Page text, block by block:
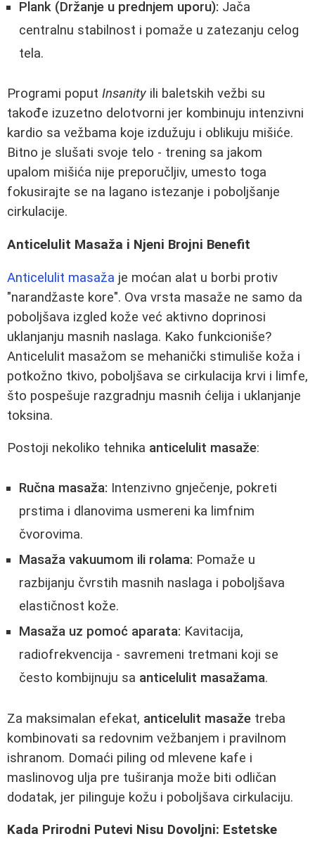
Plank (Držanje u prednjem uporu): Jača
centralnu stabilnost i pomaže u zatezanju celog
tela.
Programi poput Insanity ili baletskih vežbi su
takođe izuzetno delotvorni jer kombinuju intenzivni
kardio sa vežbama koje izdužuju i oblikuju mišiće.
Bitno je slušati svoje telo - trening sa jakom
upalom mišića nije preporučljiv, umesto toga
fokusirajte se na lagano istezanje i poboljšanje
cirkulacije.
Anticelulit Masaža i Njeni Brojni Benefit
Anticelulit masaža je moćan alat u borbi protiv
"narandžaste kore". Ova vrsta masaže ne samo da
poboljšava izgled kože već aktivno doprinosi
uklanjanju masnih naslaga. Kako funkcioniše?
Anticelulit masažom se mehanički stimuliše koža i
potkožno tkivo, poboljšava se cirkulacija krvi i limfe,
što pospešuje razgradnju masnih ćelija i uklanjanje
toksina.
Postoji nekoliko tehnika anticelulit masaže:
Ručna masaža: Intenzivno gnječenje, pokreti
prstima i dlanovima usmereni ka limfnim
čvorovima.
Masaža vakuumom ili rolama: Pomaže u
razbijanju čvrstih masnih naslaga i poboljšava
elastičnost kože.
Masaža uz pomoć aparata: Kavitacija,
radiofrekvencija - savremeni tretmani koji se
često kombijnuju sa anticelulit masažama.
Za maksimalan efekat, anticelulit masaže treba
kombinovati sa redovnim vežbanjem i pravilnom
ishranom. Domaći piling od mlevene kafe i
maslinovog ulja pre tuširanja može biti odličan
dodatak, jer pilinguje kožu i poboljšava cirkulaciju.
Kada Prirodni Putevi Nisu Dovoljni: Estetske